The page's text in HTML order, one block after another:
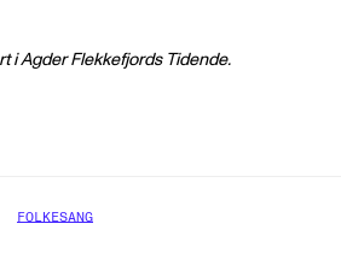
i Agder Flekkefjords Tidende.
FOLKESANG